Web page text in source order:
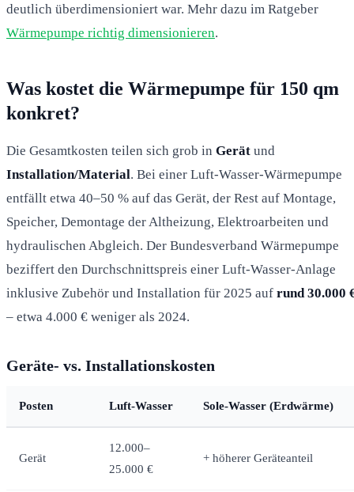
deutlich überdimensioniert war. Mehr dazu im Ratgeber
Wärmepumpe richtig dimensionieren.
Was kostet die Wärmepumpe für 150 qm
konkret?
Die Gesamtkosten teilen sich grob in Gerät und
Installation/Material. Bei einer Luft-Wasser-Wärmepumpe
entfällt etwa 40–50 % auf das Gerät, der Rest auf Montage,
Speicher, Demontage der Altheizung, Elektroarbeiten und
hydraulischen Abgleich. Der Bundesverband Wärmepumpe
beziffert den Durchschnittspreis einer Luft-Wasser-Anlage
inklusive Zubehör und Installation für 2025 auf rund 30.000
– etwa 4.000 € weniger als 2024.
Geräte- vs. Installationskosten
Posten Luft-Wasser Sole-Wasser (Erdwärme)
Gerät
12.000–
25.000 €
+ höherer Geräteanteil